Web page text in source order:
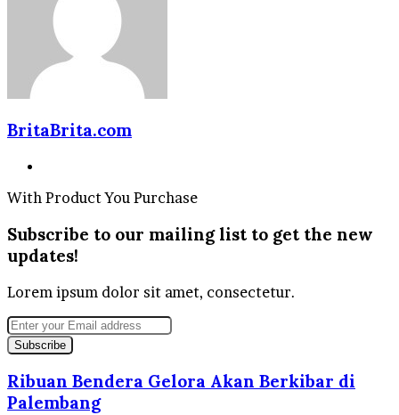
BritaBrita.com
With Product You Purchase
Subscribe to our mailing list to get the new
updates!
Lorem ipsum dolor sit amet, consectetur.
Enter
your
Email
address
Ribuan Bendera Gelora Akan Berkibar di
Palembang